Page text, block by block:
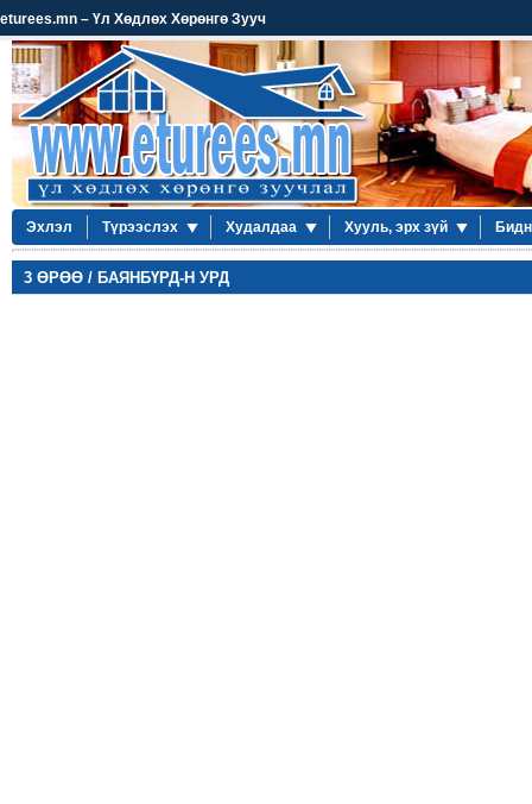
eturees.mn – Үл Хөдлөх Хөрөнгө Зууч
Эхлэл Түрээслэх Худалдаа Хууль, эрх зүй
3 ӨРӨӨ / БАЯНБҮРД-Н УРД